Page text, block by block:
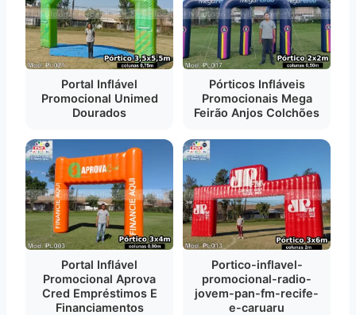
Portal Inflável
Promocional Unimed
Dourados
Pórticos Infláveis
Promocionais Mega
Feirão Anjos Colchões
Portal Inflável
Promocional Aprova
Cred Empréstimos E
Financiamentos
Portico-inflavel-
promocional-radio-
jovem-pan-fm-recife-
e-caruaru